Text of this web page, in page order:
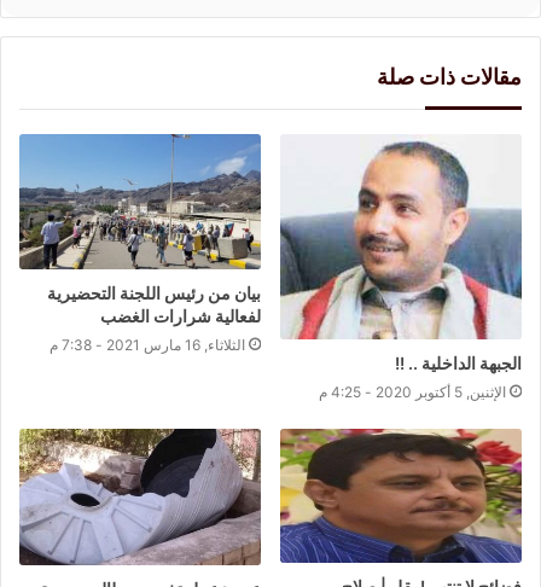
مقالات ذات صلة
الجبهة الداخلية .. !!
الإثنين, 5 أكتوبر 2020 - 4:25 م
بيان من رئيس اللجنة التحضيرية
لفعالية شرارات الغضب
الثلاثاء, 16 مارس 2021 - 7:38 م